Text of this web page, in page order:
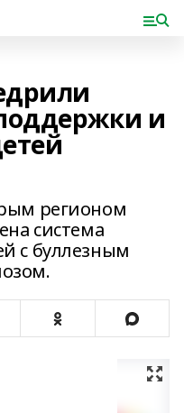
и
регионом
система
с буллезным